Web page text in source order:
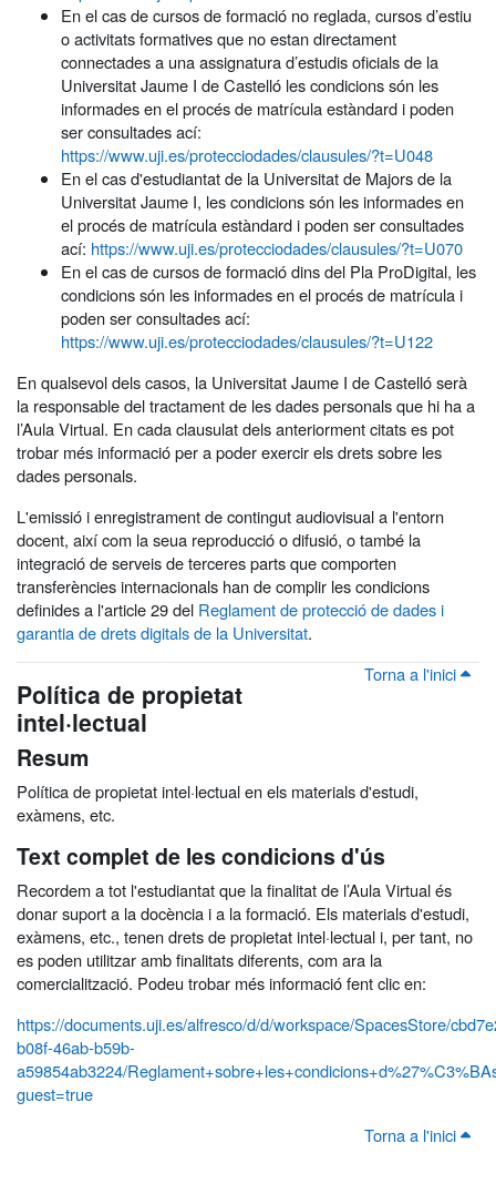
En el cas de cursos de formació no reglada, cursos d’estiu
o activitats formatives que no estan directament
connectades a una assignatura d’estudis oficials de la
Universitat Jaume I de Castelló les condicions són les
informades en el procés de matrícula estàndard i poden
ser consultades ací:
https://www.uji.es/protecciodades/clausules/?t=U048
En el cas d'estudiantat de la Universitat de Majors de la
Universitat Jaume I, les condicions són les informades en
el procés de matrícula estàndard i poden ser consultades
ací: https://www.uji.es/protecciodades/clausules/?t=U070
En el cas de cursos de formació dins del Pla ProDigital, les
condicions són les informades en el procés de matrícula i
poden ser consultades ací:
https://www.uji.es/protecciodades/clausules/?t=U122
En qualsevol dels casos, la Universitat Jaume I de Castelló serà
la responsable del tractament de les dades personals que hi ha a
l’Aula Virtual. En cada clausulat dels anteriorment citats es pot
trobar més informació per a poder exercir els drets sobre les
dades personals.
L'emissió i enregistrament de contingut audiovisual a l'entorn
docent, així com la seua reproducció o difusió, o també la
integració de serveis de terceres parts que comporten
transferències internacionals han de complir les condicions
definides a l'article 29 del Reglament de protecció de dades i
garantia de drets digitals de la Universitat.
Torna a l'inici
Política de propietat
intel·lectual
Resum
Política de propietat intel·lectual en els materials d'estudi,
exàmens, etc.
Text complet de les condicions d'ús
Recordem a tot l'estudiantat que la finalitat de l’Aula Virtual és
donar suport a la docència i a la formació. Els materials d'estudi,
exàmens, etc., tenen drets de propietat intel·lectual i, per tant, no
es poden utilitzar amb finalitats diferents, com ara la
comercialització. Podeu trobar més informació fent clic en:
https://documents.uji.es/alfresco/d/d/workspace/SpacesStore/
b08f-46ab-b59b-
a59854ab3224/
guest=true
Torna a l'inici